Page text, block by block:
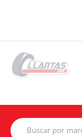
Search
for: